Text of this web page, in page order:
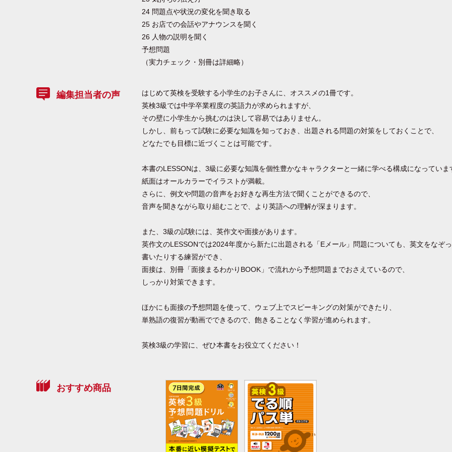
24 問題点や状況の変化を聞き取る
25 お店での会話やアナウンスを聞く
26 人物の説明を聞く
予想問題
（実力チェック・別冊は詳細略）
編集担当者の声
はじめて英検を受験する小学生のお子さんに、オススメの1冊です。
英検3級では中学卒業程度の英語力が求められますが、
その壁に小学生から挑むのは決して容易ではありません。
しかし、前もって試験に必要な知識を知っておき、出題される問題の対策をしておくことで、
どなたでも目標に近づくことは可能です。
本書のLESSONは、3級に必要な知識を個性豊かなキャラクターと一緒に学べる構成になっていま
紙面はオールカラーでイラストが満載。
さらに、例文や問題の音声をお好きな再生方法で聞くことができるので、
音声を聞きながら取り組むことで、より英語への理解が深まります。
また、3級の試験には、英作文や面接があります。
英作文のLESSONでは2024年度から新たに出題される「Eメール」問題についても、英文をなぞ
書いたりする練習ができ、
面接は、別冊「面接まるわかりBOOK」で流れから予想問題までおさえているので、
しっかり対策できます。
ほかにも面接の予想問題を使って、ウェブ上でスピーキングの対策ができたり、
単熟語の復習が動画でできるので、飽きることなく学習が進められます。
英検3級の学習に、ぜひ本書をお役立てください！
おすすめ商品